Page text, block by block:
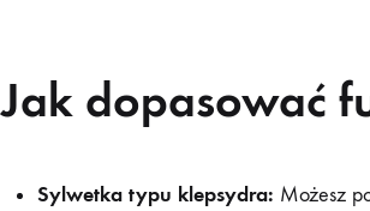
Jak dopasować
Sylwetka typu klepsydra: Możesz